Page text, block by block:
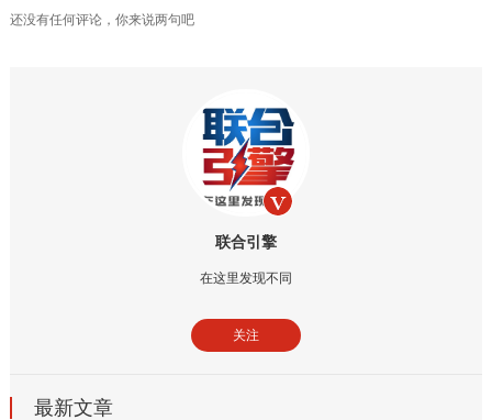
还没有任何评论，你来说两句吧
联合引擎
在这里发现不同
关注
最新文章